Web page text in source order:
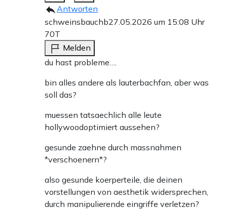
Antworten
schweinsbauchb27.05.2026 um 15:08 Uhr
70T
Melden
du hast probleme….
bin alles andere als lauterbachfan, aber was
soll das?
muessen tatsaechlich alle leute
hollywoodoptimiert aussehen?
gesunde zaehne durch massnahmen
*verschoenern*?
also gesunde koerperteile, die deinen
vorstellungen von aesthetik widersprechen,
durch manipulierende eingriffe verletzen?